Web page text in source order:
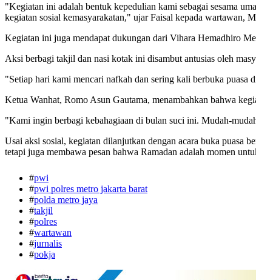
"Kegiatan ini adalah bentuk kepedulian kami sebagai sesama
kegiatan sosial kemasyarakatan," ujar Faisal kepada wartawan,
Kegiatan ini juga mendapat dukungan dari Vihara Hemadhiro
Aksi berbagi takjil dan nasi kotak ini disambut antusias oleh
"Setiap hari kami mencari nafkah dan sering kali berbuka
Ketua Wanhat, Romo Asun Gautama, menambahkan bahwa
"Kami ingin berbagi kebahagiaan di bulan suci ini. Mudah-
Usai aksi sosial, kegiatan dilanjutkan dengan acara buka puasa
tetapi juga membawa pesan bahwa Ramadan adalah momen
#pwi
#pwi polres metro jakarta barat
#polda metro jaya
#takjil
#polres
#wartawan
#jurnalis
#pokja